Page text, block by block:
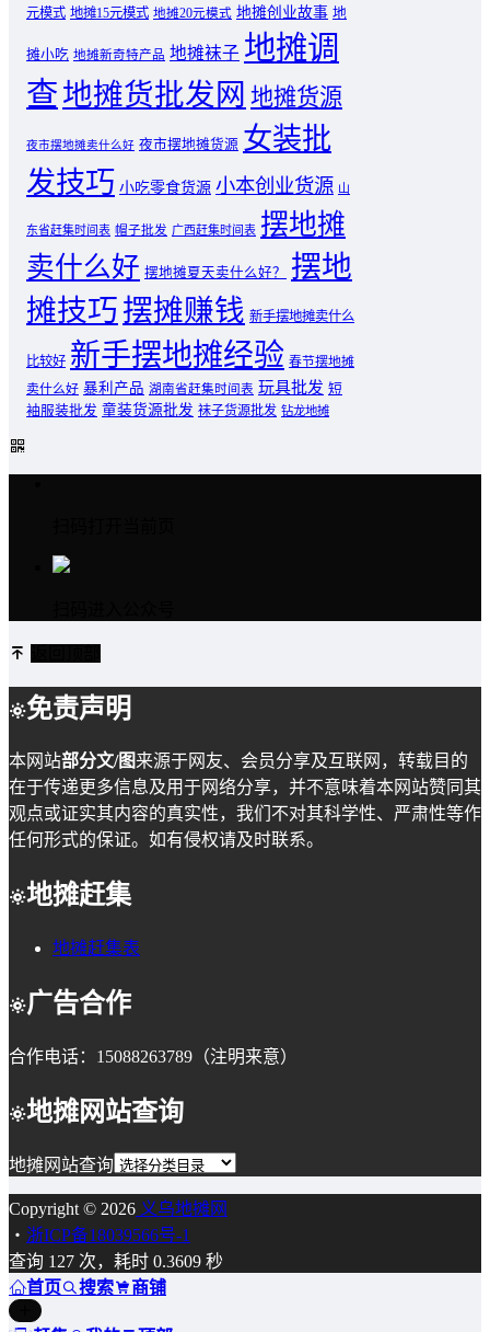
元模式 地摊15元模式 地摊20元模式 地摊创业故事 地
摊小吃 地摊新奇特产品 地摊袜子 地摊调
查地摊货批发网 地摊货源
夜市摆地摊卖什么好 夜市摆地摊货源 女装批
发技巧 小吃零食货源 小本创业货源 山
东省赶集时间表 帽子批发 广西赶集时间表 摆地摊
卖什么好 摆地摊夏天卖什么好？
摆地
摊技巧摆摊赚钱 新手摆地摊卖什么
比较好 新手摆地摊经验 春节摆地摊
卖什么好 暴利产品 湖南省赶集时间表 玩具批发 短
袖服装批发 童装货源批发 袜子货源批发 钻龙地摊
免责声明
本网站部分文/图来源于网友、会员分享及互联网，转载目的
在于传递更多信息及用于网络分享，并不意味着本网站赞同其
观点或证实其内容的真实性，我们不对其科学性、严肃性等作
任何形式的保证。如有侵权请及时联系。
地摊赶集
地摊赶集表
广告合作
合作电话：15088263789（注明来意）
地摊网站查询
地摊网站查询
Copyright © 2026 义乌地摊网
・ 浙ICP备18039566号-1
查询 127 次，耗时 0.3609 秒
首页
搜索 商铺